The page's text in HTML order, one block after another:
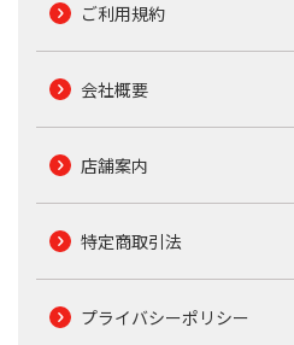
ご利用規約
会社概要
店舗案内
特定商取引法
プライバシーポリシー